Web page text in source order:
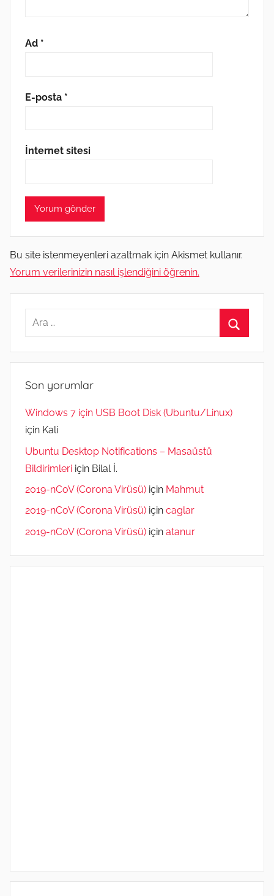
Ad *
E-posta *
İnternet sitesi
Bu site istenmeyenleri azaltmak için Akismet kullanır.
Yorum verilerinizin nasıl işlendiğini öğrenin.
Arama:
Son yorumlar
Windows 7 için USB Boot Disk (Ubuntu/Linux)
için Kali
Ubuntu Desktop Notifications – Masaüstü
Bildirimleri için Bilal İ.
2019-nCoV (Corona Virüsü) için Mahmut
2019-nCoV (Corona Virüsü) için caglar
2019-nCoV (Corona Virüsü) için atanur